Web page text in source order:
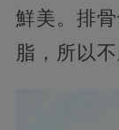
鮮美。排
脂，所以不